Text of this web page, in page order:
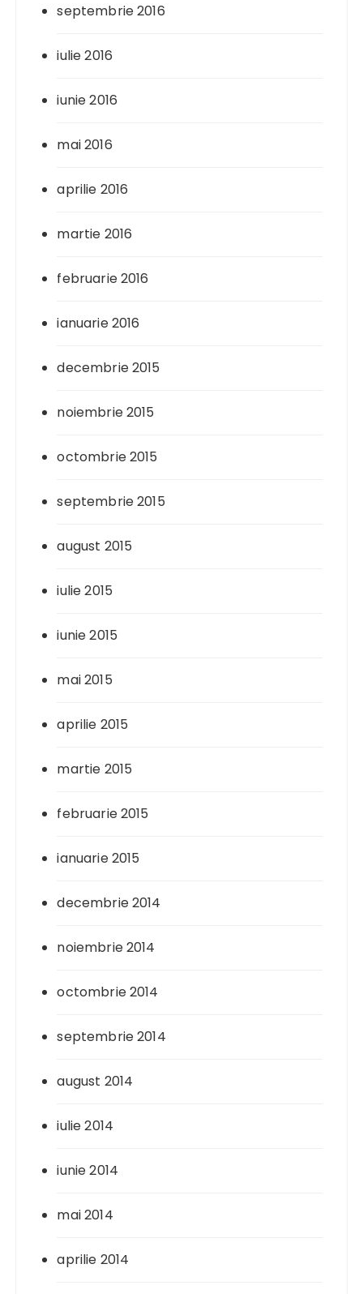
septembrie 2016
iulie 2016
iunie 2016
mai 2016
aprilie 2016
martie 2016
februarie 2016
ianuarie 2016
decembrie 2015
noiembrie 2015
octombrie 2015
septembrie 2015
august 2015
iulie 2015
iunie 2015
mai 2015
aprilie 2015
martie 2015
februarie 2015
ianuarie 2015
decembrie 2014
noiembrie 2014
octombrie 2014
septembrie 2014
august 2014
iulie 2014
iunie 2014
mai 2014
aprilie 2014